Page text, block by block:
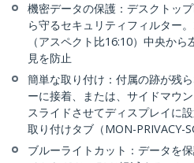
機密データの保護：デスクトッ
ら守るセキュリティフィルター
（アスペクト比16:10）中央か
見を防止
簡単な取り付け：付属の跡が残
ーに接着、または、サイドマウ
スライドさせてディスプレイに
取り付けタブ（MON-PRIVACY-
ブルーライトカット：データを